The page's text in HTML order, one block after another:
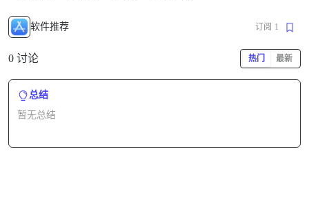
软件推荐 订阅 1
0 讨论 热门 最新
总结
暂无总结